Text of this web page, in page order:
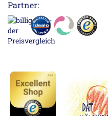
Partner: